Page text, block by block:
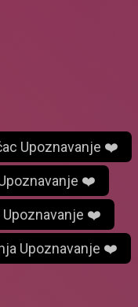
Upoznavanje ❤️
❤️
Upoznavanje ❤️
Upoznavanje ❤️